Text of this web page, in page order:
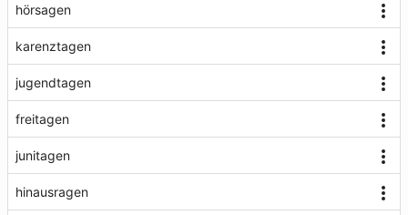
hörsagen
karenztagen
jugendtagen
freitagen
junitagen
hinausragen